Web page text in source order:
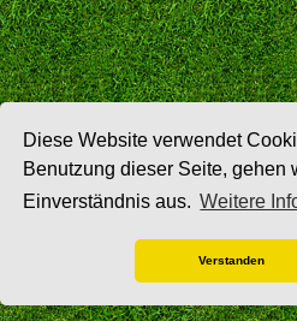
Diese Website verwendet
Benutzung dieser Seite, gehen
Einverständnis aus. Weitere
Verstanden